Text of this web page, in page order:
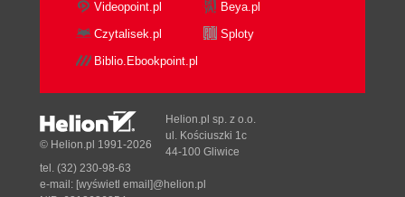
Videopoint.pl
Beya.pl
Czytalisek.pl
Sploty
Biblio.Ebookpoint.pl
© Helion.pl 1991-2026
Helion.pl sp. z o.o.
ul. Kościuszki 1c
44-100 Gliwice
tel. (32) 230-98-63
e-mail: [wyświetl email]@helion.pl